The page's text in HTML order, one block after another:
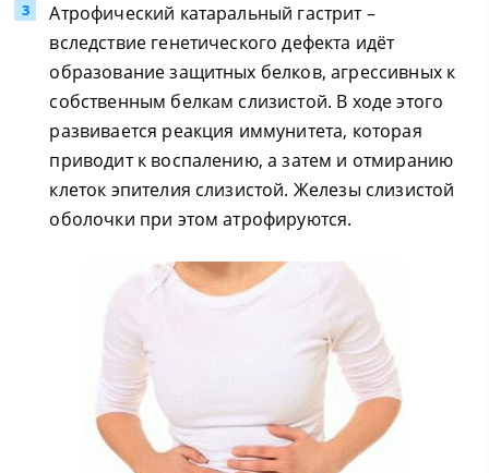
Атрофический катаральный гастрит –
вследствие генетического дефекта идёт
образование защитных белков, агрессивных к
собственным белкам слизистой. В ходе этого
развивается реакция иммунитета, которая
приводит к воспалению, а затем и отмиранию
клеток эпителия слизистой. Железы слизистой
оболочки при этом атрофируются.